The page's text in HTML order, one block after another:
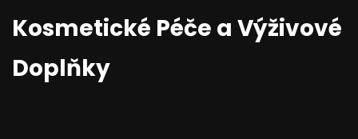
Kosmetické Péče a Výživové
Doplňky